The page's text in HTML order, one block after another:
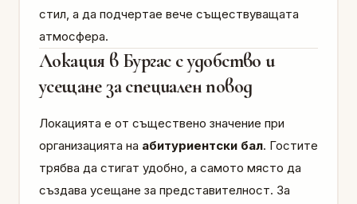
стил, а да подчертае вече съществуващата
атмосфера.
Локация в Бургас с удобство и
усещане за специален повод
Локацията е от съществено значение при
организацията на абитуриентски бал. Гостите
трябва да стигат удобно, а самото място да
създава усещане за представителност. За